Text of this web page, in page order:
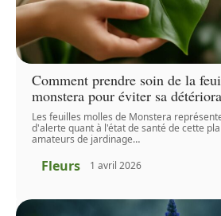
Comment prendre soin de la
monstera pour éviter sa
Les feuilles molles de Monstera
d'alerte quant à l'état de santé de cette
amateurs de jardinage…
Fleurs 1 avril 2026